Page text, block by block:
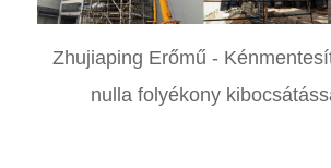
Zhujiaping Erőmű -
nulla folyékony